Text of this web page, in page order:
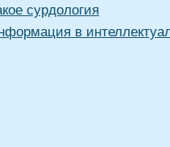
сурдология
в